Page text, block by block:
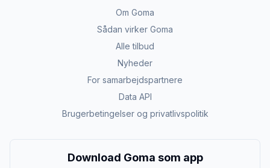
Om Goma
Sådan virker Goma
Alle tilbud
Nyheder
For samarbejdspartnere
Data API
Brugerbetingelser og privatlivspolitik
Download Goma som app